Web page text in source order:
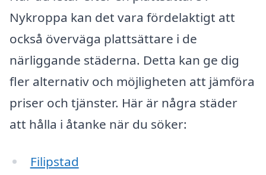
Nykroppa kan det vara fördelaktigt att
också överväga plattsättare i de
närliggande städerna. Detta kan ge dig
fler alternativ och möjligheten att jämföra
priser och tjänster. Här är några städer
att hålla i åtanke när du söker:
Filipstad